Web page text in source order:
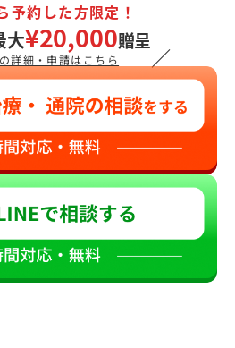
予約した方限定！
大¥20,000贈呈
詳細・申請はこちら ／